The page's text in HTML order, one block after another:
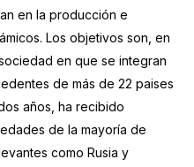
en la producción e
Los objetivos son, en
en que se integran
de más de 22 paises
años, ha recibido
de la mayoría de
como Rusia y